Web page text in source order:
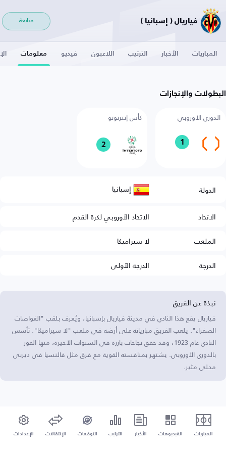
فياريال ( إسبانيا ) متابعة
المباريات الأخبار الترتيب اللاعبون فيديو معلومات
البطولات والإنجازات
الدوري الأوروبي
1
كأس إنترتوتو
2
الدولة إسبانيا
الاتحاد
الاتحاد الأوروبي لكرة القدم
الملعب
لا سيراميكا
الدرجة
الدرجة الأولى
نبذة عن الفريق
فياريال يقع هذا النادي في مدينة فياريال بإسبانيا، ويُعرف بلقب "الغواصات
الصفراء". يلعب الفريق مبارياته على أرضه في ملعب "لا سيراميكا". تأسس
النادي عام 1923، وقد حقق نجاحات بارزة في السنوات الأخيرة، منها الفوز
بالدوري الأوروبي. يشتهر بمنافسته القوية مع فرق مثل فالنسيا في ديربي
محلي مثير.
المباريات الفيديوهات الأخبار الترتيب التوقعات الإنتقالات الإعدادات